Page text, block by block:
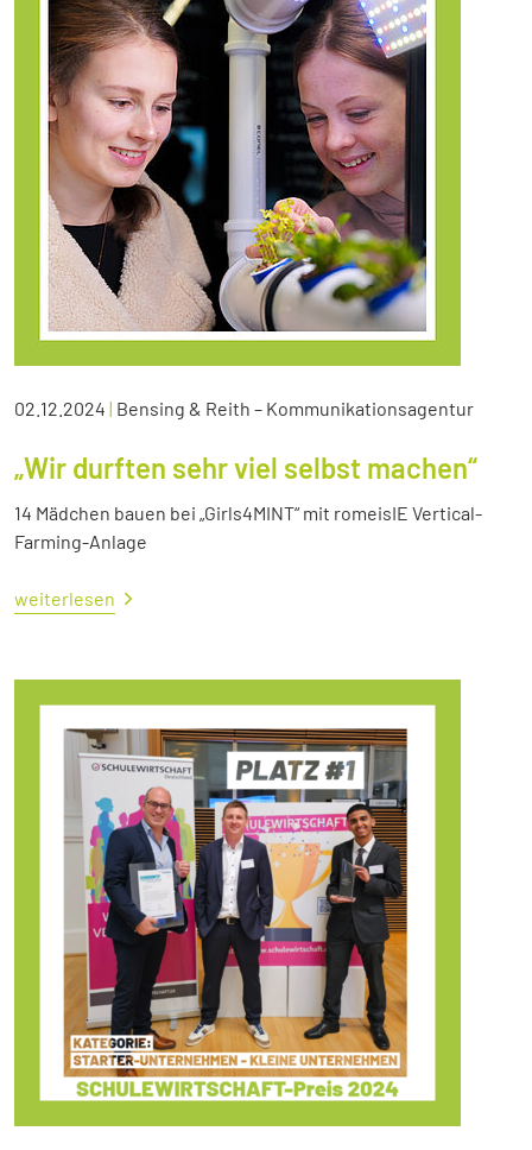
02.12.2024 | Bensing & Reith – Kommunikationsagentur
„Wir durften sehr viel selbst machen“
14 Mädchen bauen bei „Girls4MINT“ mit romeisIE Vertical-
Farming-Anlage
weiterlesen